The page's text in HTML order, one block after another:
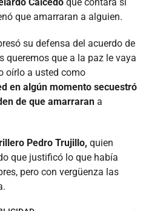
que amarraran a alguien.
su defensa del acuerdo de
queremos que a la paz le vaya
oírlo a usted como
en algún momento secuestró
de que amarraran a
Pedro Trujillo, quien
que justificó lo que había
pero con vergüenza las